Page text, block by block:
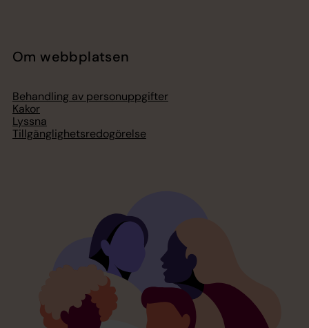
Om webbplatsen
Behandling av personuppgifter
Kakor
Lyssna
Tillgänglighetsredogörelse